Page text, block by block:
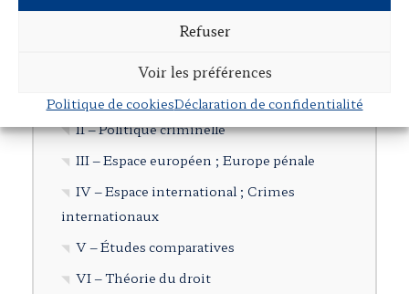
Refuser
Voir les préférences
Politique de cookiesDéclaration de confidentialité
Cartographie
I – Droit pénal et procédure pénale
II – Politique criminelle
III – Espace européen ; Europe pénale
IV – Espace international ; Crimes
internationaux
V – Études comparatives
VI – Théorie du droit